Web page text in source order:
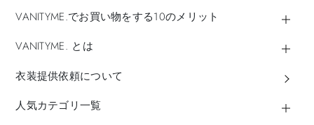
VANITYME.でお買い物をする10のメリット
VANITYME. とは
衣装提供依頼について
人気カテゴリ一覧